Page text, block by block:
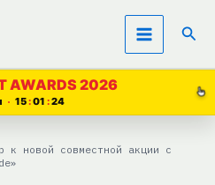
AWARDS 2026
15 01 24
к новой совместной акции с